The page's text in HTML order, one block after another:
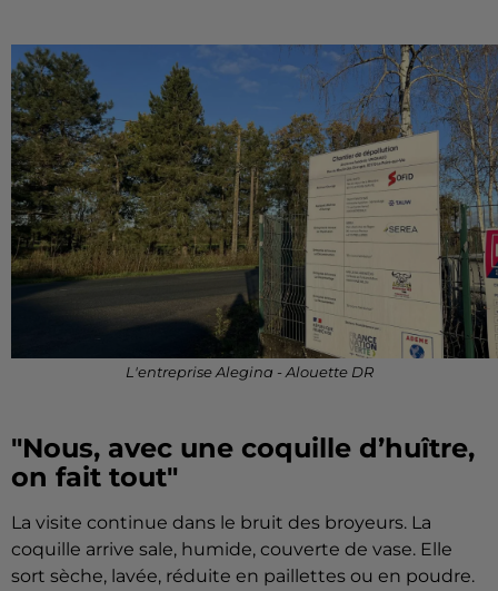
L'entreprise Alegina - Alouette DR
"Nous, avec une coquille d’huître,
on fait tout"
La visite continue dans le bruit des broyeurs. La
coquille arrive sale, humide, couverte de vase. Elle
sort sèche, lavée, réduite en paillettes ou en poudre.